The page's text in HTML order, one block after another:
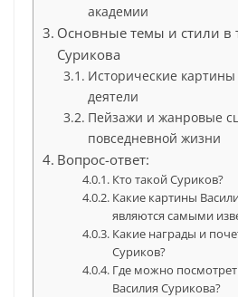
академии
Основные темы и стили в
Сурикова
Исторические
деятели
Пейзажи и жанровые
повседневной жизни
Вопрос-ответ:
Кто такой Суриков?
Какие картины
являются самыми
Какие награды и
Суриков?
Где можно
Василия Сурикова?